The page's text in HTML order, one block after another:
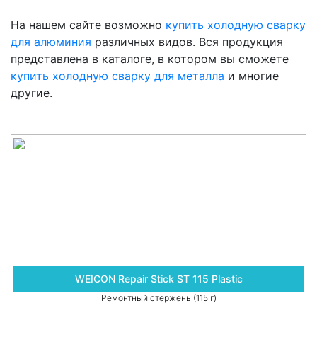
На нашем сайте возможно купить холодную сварку
для алюминия различных видов. Вся продукция
представлена в каталоге, в котором вы сможете
купить холодную сварку для металла и многие
другие.
WEICON Repair Stick ST 115 Plastic
Ремонтный стержень (115 г)